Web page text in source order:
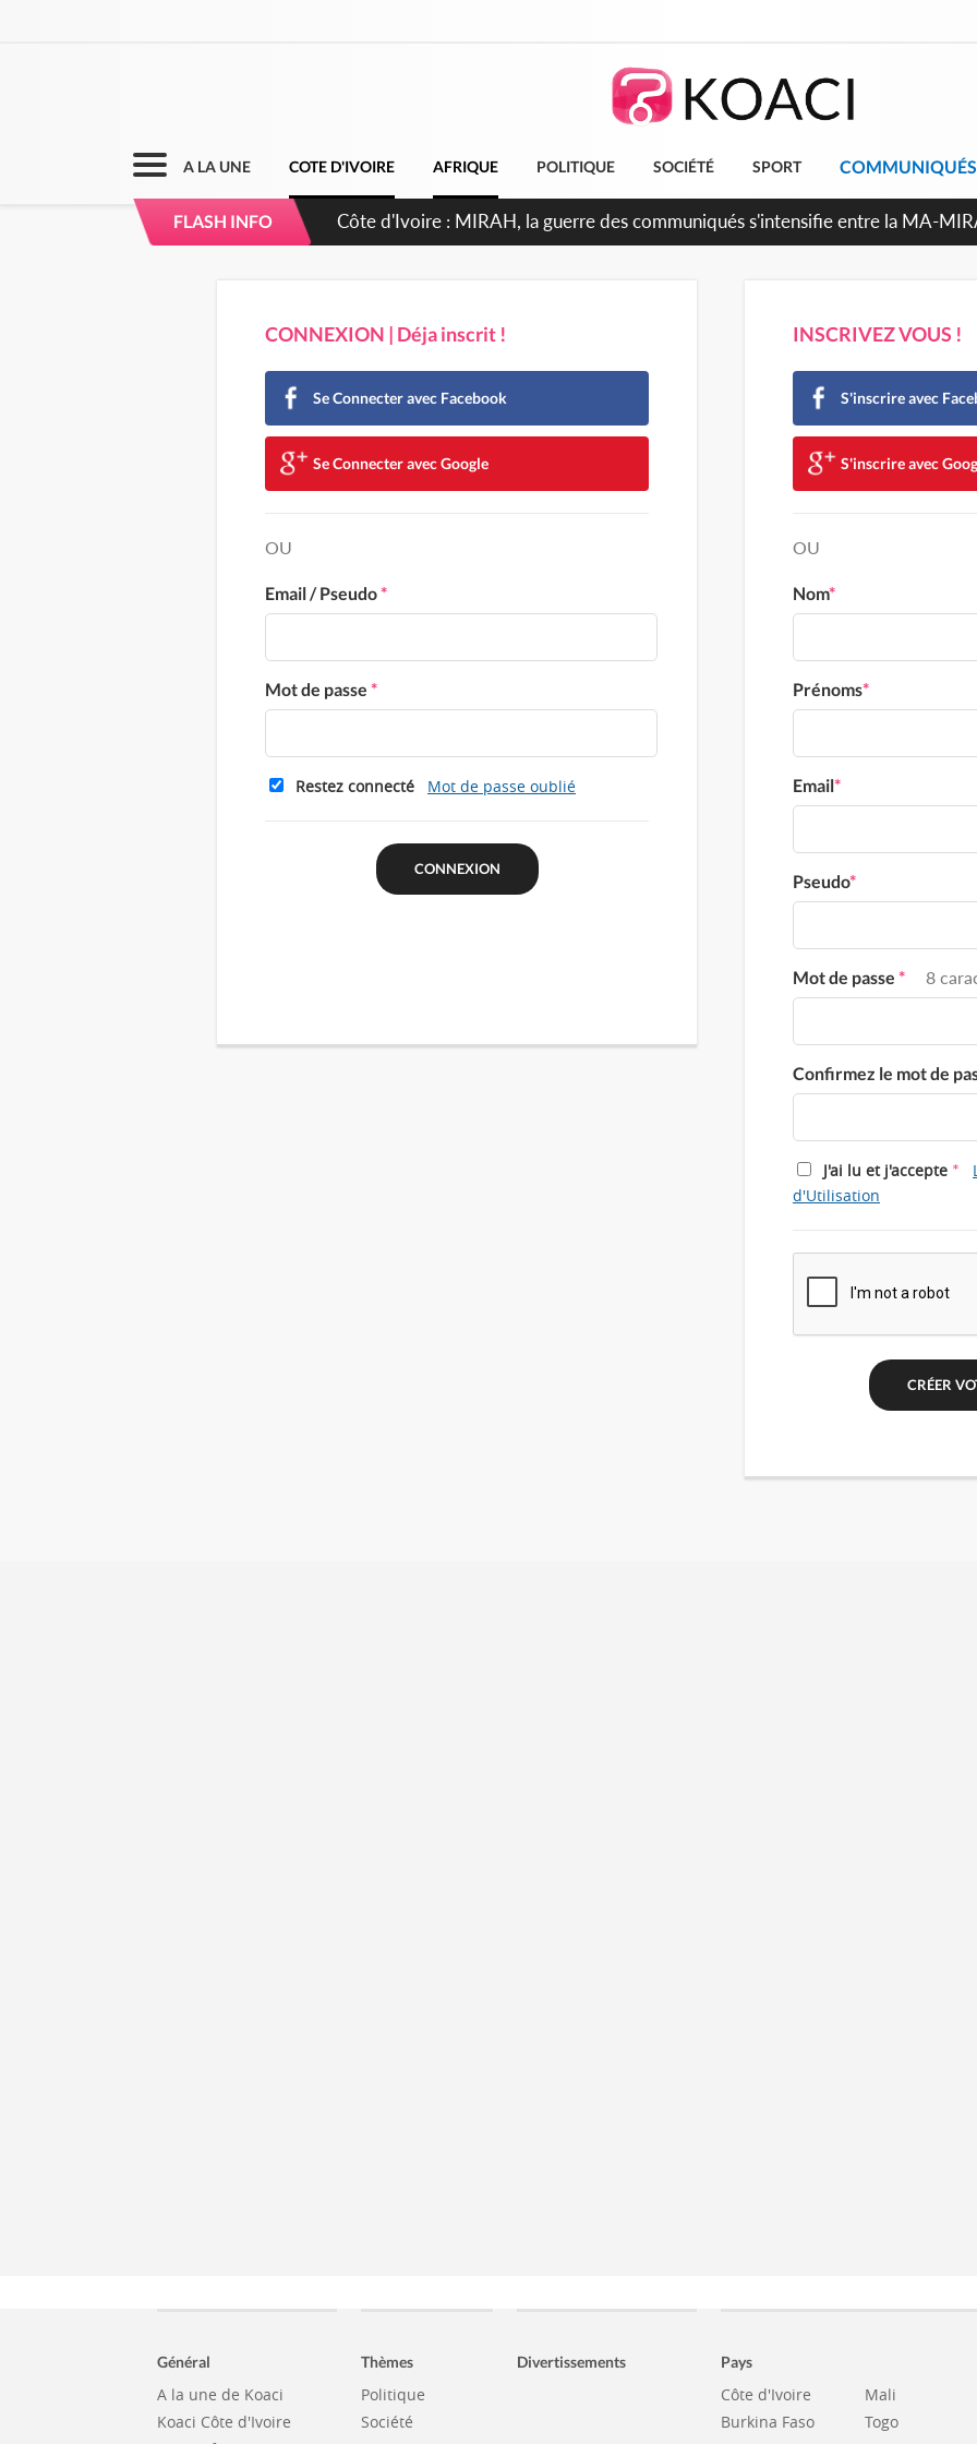
A LA UNE COTE D'IVOIRE AFRIQUE POLITIQUE SOCIÉTÉ SPORT COMMUNIQUÉS
FLASH INFO Côte d'Ivoire : Indépendance 2026, Thiam plaide pour un environnement
CONNEXION | Déja inscrit !
Se Connecter avec Facebook
Se Connecter avec Google
OU
Email / Pseudo*
Mot de passe *
Restez connecté Mot de passe oublié
INSCRIVEZ VOUS !
S'inscrire avec
S'inscrire avec
OU
Nom*
Prénoms*
Email*
Pseudo*
Mot de passe * 8
Confirmez le mot de
J'ai lu et j'accepte *
d'Utilisation
Général
A la une de Koaci
Koaci Côte d'Ivoire
Thèmes
Politique
Société
Divertissements Pays
Côte d'Ivoire
Burkina Faso
Mali
Togo